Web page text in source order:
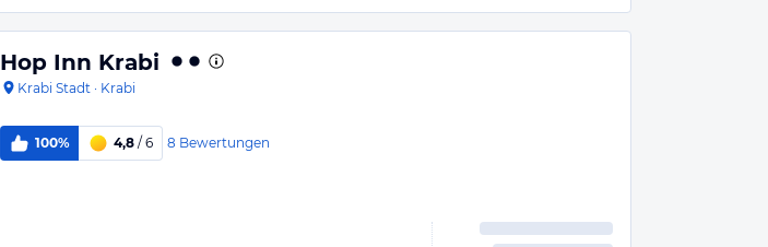
Hop Inn Krabi
Krabi Stadt · Krabi
100% 4,8 / 6 8 Bewertungen